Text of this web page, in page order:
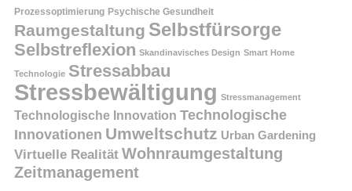
Prozessoptimierung Psychische Gesundheit
Raumgestaltung Selbstfürsorge
Selbstreflexion Skandinavisches Design Smart Home
Technologie Stressabbau
Stressbewältigung Stressmanagement
Technologische Innovation Technologische
Innovationen Umweltschutz Urban Gardening
Virtuelle Realität Wohnraumgestaltung
Zeitmanagement